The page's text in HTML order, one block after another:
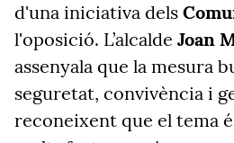
d'una iniciativa dels
l'oposició. L’alcalde Joan
assenyala que la mesura
seguretat, convivència i
reconeixent que el tema